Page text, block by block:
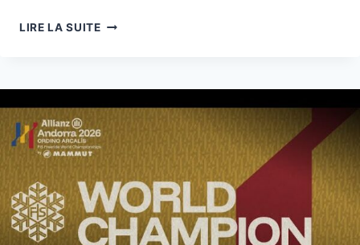
LIRE LA SUITEJO
AIR
SNOWBOARD
EN
VIDÉO